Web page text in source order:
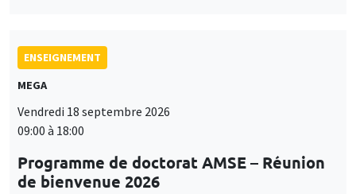
ENSEIGNEMENT
MEGA
Vendredi 18 septembre 2026
09:00 à 18:00
Programme de doctorat AMSE – Réunion
de bienvenue 2026